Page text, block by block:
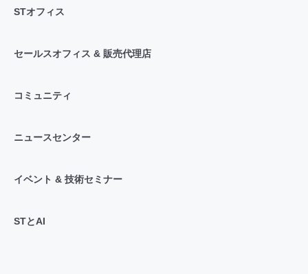
STオフィス
セールスオフィス & 販売代理店
コミュニティ
ニュースセンター
イベント & 技術セミナー
STとAI